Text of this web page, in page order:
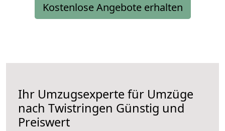
Kostenlose Angebote erhalten
Ihr Umzugsexperte für Umzüge
nach Twistringen Günstig und
Preiswert